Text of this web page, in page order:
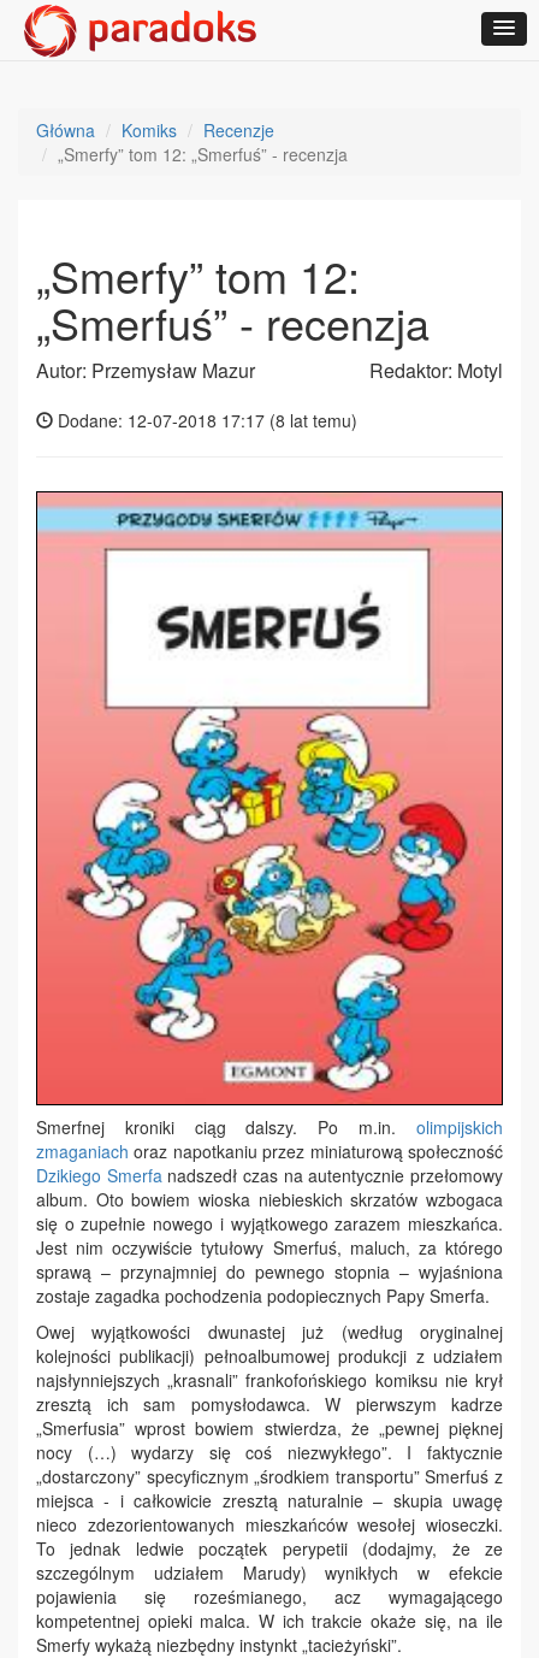
Główna Komiks
Recenzje
„Smerfy” tom 12: „Smerfuś” - recenzja
„Smerfy” tom 12:
„Smerfuś” - recenzja
Autor: Przemysław Mazur Redaktor: Motyl
Dodane: 12-07-2018 17:17 (8 lat temu)
Smerfnej kroniki ciąg dalszy. Po m.in. olimpijskich
zmaganiach oraz napotkaniu przez miniaturową społeczność
Dzikiego Smerfa nadszedł czas na autentycznie przełomowy
album. Oto bowiem wioska niebieskich skrzatów wzbogaca
się o zupełnie nowego i wyjątkowego zarazem mieszkańca.
Jest nim oczywiście tytułowy Smerfuś, maluch, za którego
sprawą – przynajmniej do pewnego stopnia – wyjaśniona
zostaje zagadka pochodzenia podopiecznych Papy Smerfa.
Owej wyjątkowości dwunastej już (według oryginalnej
kolejności publikacji) pełnoalbumowej produkcji z udziałem
najsłynniejszych „krasnali” frankofońskiego komiksu nie krył
zresztą ich sam pomysłodawca. W pierwszym kadrze
„Smerfusia” wprost bowiem stwierdza, że „pewnej pięknej
nocy (…) wydarzy się coś niezwykłego”. I faktycznie
„dostarczony” specyficznym „środkiem transportu” Smerfuś z
miejsca - i całkowicie zresztą naturalnie – skupia uwagę
nieco zdezorientowanych mieszkańców wesołej wioseczki.
To jednak ledwie początek perypetii (dodajmy, że ze
szczególnym udziałem Marudy) wynikłych w efekcie
pojawienia się roześmianego, acz wymagającego
kompetentnej opieki malca. W ich trakcie okaże się, na ile
Smerfy wykażą niezbędny instynkt „tacieżyński”.